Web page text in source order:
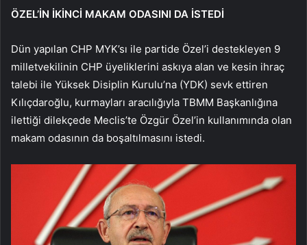
ÖZEL’İN İKİNCİ MAKAM ODASINI DA İSTEDİ
Dün yapılan CHP MYK’sı ile partide Özel’i destekleyen 9
milletvekilinin CHP üyeliklerini askıya alan ve kesin ihraç
talebi ile Yüksek Disiplin Kurulu’na (YDK) sevk ettiren
Kılıçdaroğlu, kurmayları aracılığıyla TBMM Başkanlığına
ilettiği dilekçede Meclis’te Özgür Özel’in kullanımında olan
makam odasının da boşaltılmasını istedi.